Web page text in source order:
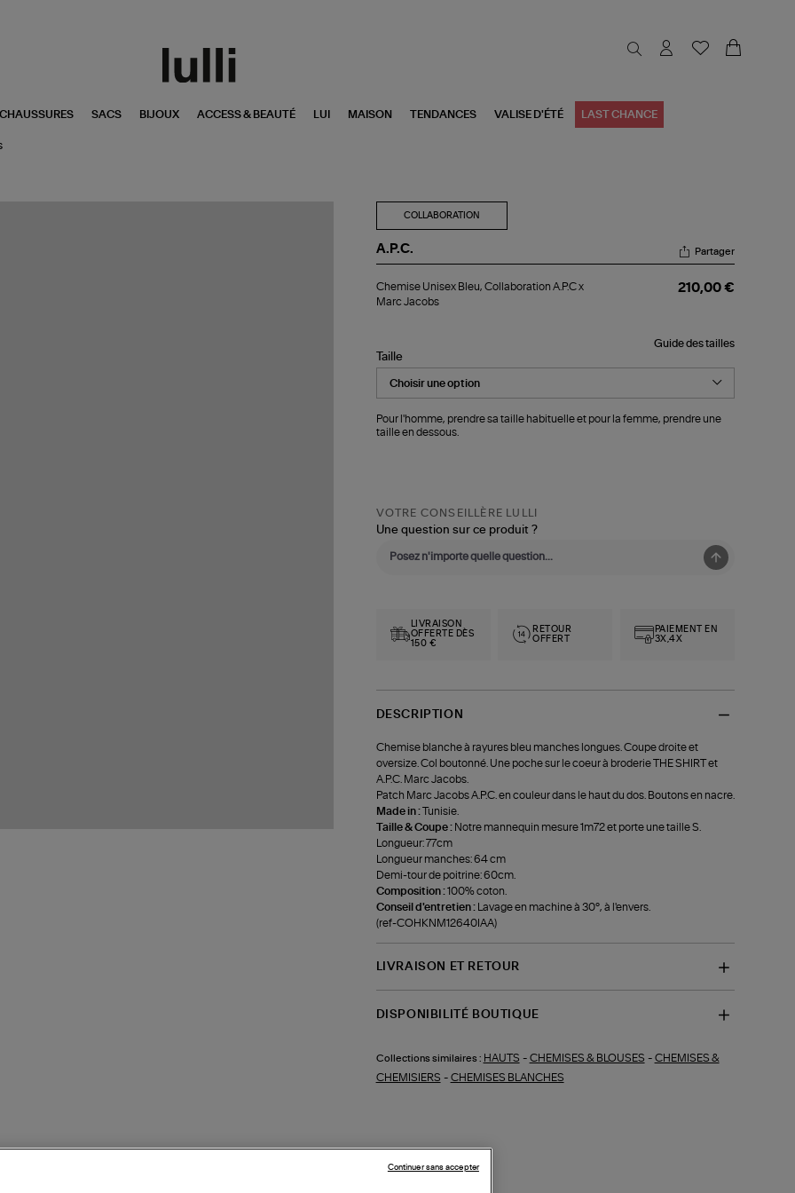
CHAUSSURES SACS BIJOUX ACCESS & BEAUTÉ LUI MAISON TENDANCES VALISE D'ÉTÉ LAST CHANCE
COLLABORATION
A.P.C.
Unisex
Bleu,
Marc
Partager
Chemise Unisex Bleu, Collaboration A.P.C x
Marc Jacobs
210,00 €
Guide des tailles
Taille
Pour l'homme, prendre sa taille habituelle et pour la femme, prendre une
taille en dessous.
VOTRE CONSEILLÈRE LULLI
Une question sur ce produit ?
LIVRAISON
OFFERTE DÈS
150 €
RETOUR
OFFERT
PAIEMENT EN
3X,4X
DESCRIPTION
Chemise blanche à rayures bleu manches longues. Coupe droite et
oversize. Col boutonné. Une poche sur le coeur à broderie THE SHIRT et
A.P.C. Marc Jacobs.
Patch Marc Jacobs A.P.C. en couleur dans le haut du dos. Boutons en nacre.
Made in :Tunisie.
Taille & Coupe : Notre mannequin mesure 1m72 et porte une taille S.
Longueur: 77cm
Longueur manches: 64 cm
Demi-tour de poitrine: 60cm.
Composition :100% coton.
Conseil d'entretien :
Lavage en machine à 30°, à l'envers.
(ref-COHKNM12640IAA)
LIVRAISON ET RETOUR
DISPONIBILITÉ BOUTIQUE
Collections similaires : HAUTS - CHEMISES & BLOUSES - CHEMISES &
CHEMISIERS - CHEMISES BLANCHES
Continuer sans accepter